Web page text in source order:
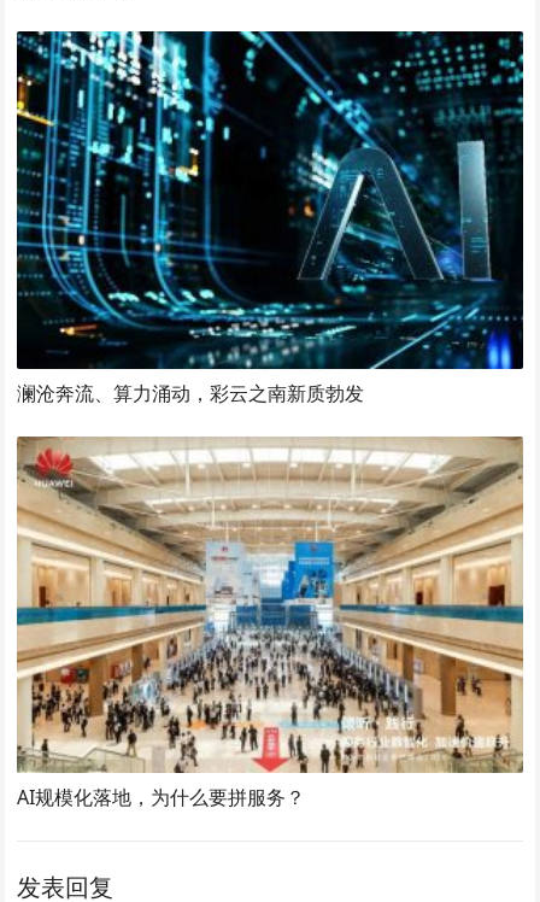
澜沧奔流、算力涌动，彩云之南新质勃发
AI规模化落地，为什么要拼服务？
发表回复